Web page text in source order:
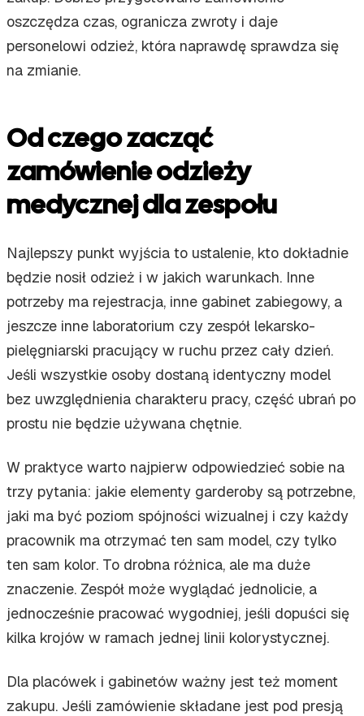
oszczędza czas, ogranicza zwroty i daje
personelowi odzież, która naprawdę sprawdza się
na zmianie.
Od czego zacząć
zamówienie odzieży
medycznej dla zespołu
Najlepszy punkt wyjścia to ustalenie, kto dokładnie
będzie nosił odzież i w jakich warunkach. Inne
potrzeby ma rejestracja, inne gabinet zabiegowy, a
jeszcze inne laboratorium czy zespół lekarsko-
pielęgniarski pracujący w ruchu przez cały dzień.
Jeśli wszystkie osoby dostaną identyczny model
bez uwzględnienia charakteru pracy, część ubrań po
prostu nie będzie używana chętnie.
W praktyce warto najpierw odpowiedzieć sobie na
trzy pytania: jakie elementy garderoby są potrzebne,
jaki ma być poziom spójności wizualnej i czy każdy
pracownik ma otrzymać ten sam model, czy tylko
ten sam kolor. To drobna różnica, ale ma duże
znaczenie. Zespół może wyglądać jednolicie, a
jednocześnie pracować wygodniej, jeśli dopuści się
kilka krojów w ramach jednej linii kolorystycznej.
Dla placówek i gabinetów ważny jest też moment
zakupu. Jeśli zamówienie składane jest pod presją